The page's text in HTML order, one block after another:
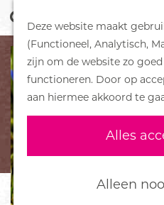
Deze website maakt
(Functioneel, Analytisch,
zijn om de website zo
functioneren. Door op
aan hiermee akkoord te
Alles
Alleen
G
n
a
r
d
e
h
o
o
e
k
e
n
M
e
n
u
DORPEN
Bennekom
De Klomp
Deelen
Ederveen
Harskamp
Hoenderloo